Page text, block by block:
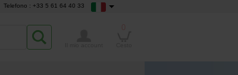
Telefono : +33 5 61 64 40 33